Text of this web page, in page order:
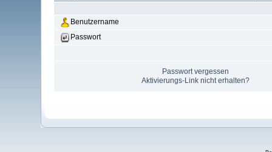
Benutzername
Passwort
Passwort vergessen
Aktivierungs-Link nicht erhalten?